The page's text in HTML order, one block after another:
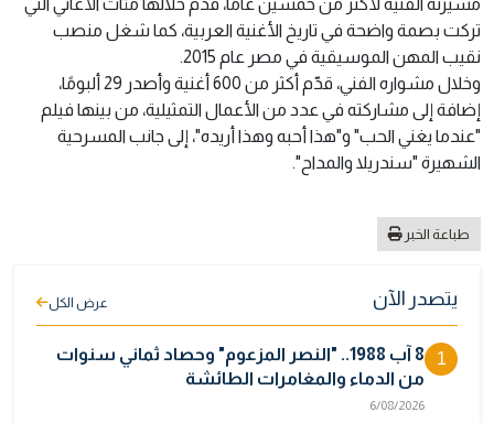
تركت بصمة واضحة في تاريخ الأغنية العربية، كما شغل منصب
نقيب المهن الموسيقية في مصر عام 2015.
وخلال مشواره الفني، قدّم أكثر من 600 أغنية وأصدر 29 ألبومًا،
إضافة إلى مشاركته في عدد من الأعمال التمثيلية، من بينها فيلم
"عندما يغني الحب" و"هذا أحبه وهذا أريده"، إلى جانب المسرحية
الشهيرة "سندريلا والمداح".
طباعة الخبر
يتصدر الآن عرض الكل
1
8 آب 1988.. "النصر المزعوم" وحصاد ثماني سنوات
من الدماء والمغامرات الطائشة
6/08/2026